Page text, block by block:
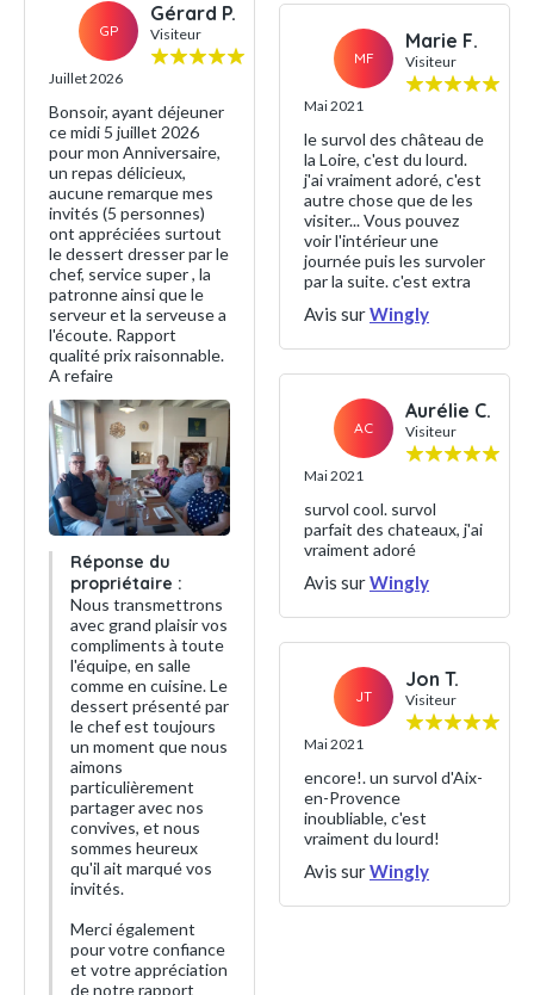
GP
Gérard P.
Visiteur
Juillet 2026
Bonsoir, ayant déjeuner
ce midi 5 juillet 2026
pour mon Anniversaire,
un repas délicieux,
aucune remarque mes
invités (5 personnes)
ont appréciées surtout
le dessert dresser par le
chef, service super , la
patronne ainsi que le
serveur et la serveuse a
l'écoute. Rapport
qualité prix raisonnable.
A refaire
Réponse du
propriétaire :
Nous transmettrons
avec grand plaisir vos
compliments à toute
l'équipe, en salle
comme en cuisine. Le
dessert présenté par
le chef est toujours
un moment que nous
aimons
particulièrement
partager avec nos
convives, et nous
sommes heureux
qu'il ait marqué vos
invités.
Merci également
pour votre confiance
et votre appréciation
de notre rapport
MF
Marie F.
Visiteur
Mai 2021
le survol des château de
la Loire, c'est du lourd.
j'ai vraiment adoré, c'est
autre chose que de les
visiter... Vous pouvez
voir l'intérieur une
journée puis les survoler
par la suite. c'est extra
Avis surWingly
AC
Aurélie C.
Visiteur
Mai 2021
survol cool. survol
parfait des chateaux, j'ai
vraiment adoré
Avis surWingly
JT
Jon T.
Visiteur
Mai 2021
encore!. un survol d'Aix-
en-Provence
inoubliable, c'est
vraiment du lourd!
Avis surWingly